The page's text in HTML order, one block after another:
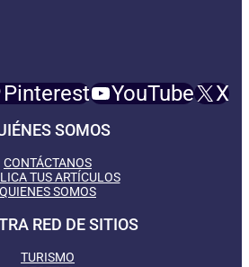
Pinterest YouTube X
SOMOS
CONTÁCTANOS
TUS ARTÍCULOS
QUIENES SOMOS
RED DE SITIOS
TURISMO